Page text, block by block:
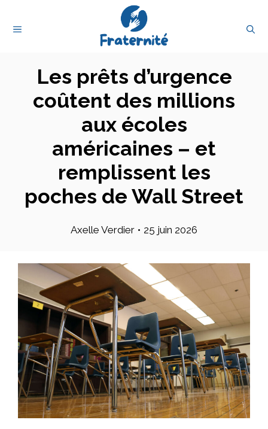
MENU
Les prêts d’urgence
coûtent des millions
aux écoles
américaines – et
remplissent les
poches de Wall Street
Axelle Verdier • 25 juin 2026